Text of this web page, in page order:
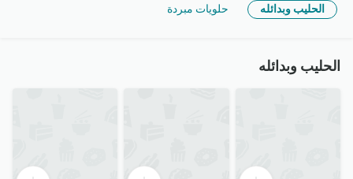
الحليب وبدائله حلويات مبردة
الحليب وبدائله